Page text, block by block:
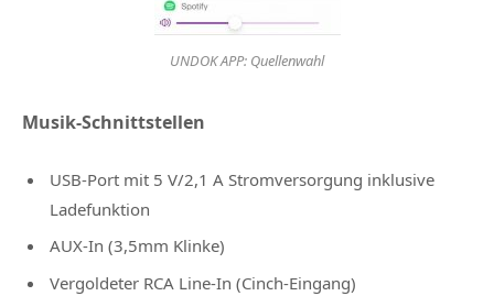
UNDOK APP: Quellenwahl
Musik-Schnittstellen
USB-Port mit 5 V/2,1 A Stromversorgung inklusive
Ladefunktion
AUX-In (3,5mm Klinke)
Vergoldeter RCA Line-In (Cinch-Eingang)